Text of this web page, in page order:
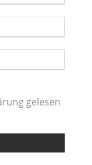
gelesen